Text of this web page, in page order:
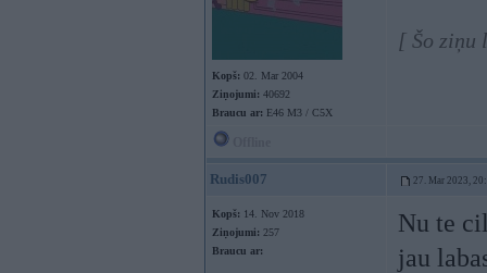
Kopš: 02. Mar 2004
Ziņojumi: 40692
Braucu ar: E46 M3 / C5X
[ Šo ziņu
Rudis007 27. Mar 2023,
Kopš: 14. Nov 2018
Ziņojumi: 257
Braucu ar:
Nu te
jau